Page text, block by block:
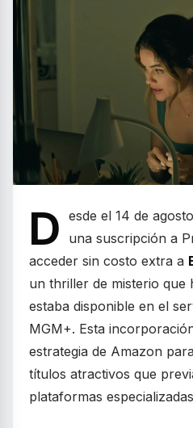
D esde el 14 de
una suscripción a
acceder sin costo extra a
un thriller de misterio que
estaba disponible en el
MGM+. Esta
estrategia de Amazon
títulos atractivos que
plataformas